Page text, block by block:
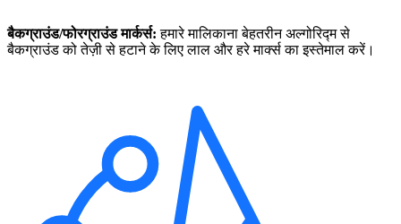
बैकग्राउंड/फोरग्राउंड मार्कर्स:हमारे मालिकाना बेहतरीन अल्गोरिद्म से
बैकग्राउंड को तेज़ी से हटाने के लिए लाल और हरे मार्क्स का इस्तेमाल करें।